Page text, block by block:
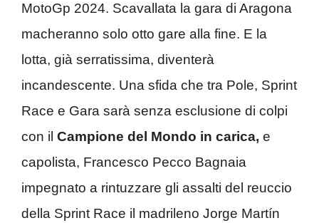
MotoGp 2024. Scavallata la gara di Aragona
macheranno solo otto gare alla fine. E la
lotta, già serratissima, diventerà
incandescente. Una sfida che tra Pole, Sprint
Race e Gara sarà senza esclusione di colpi
con il Campione del Mondo in carica, e
capolista, Francesco Pecco Bagnaia
impegnato a rintuzzare gli assalti del reuccio
della Sprint Race il madrileno Jorge Martín